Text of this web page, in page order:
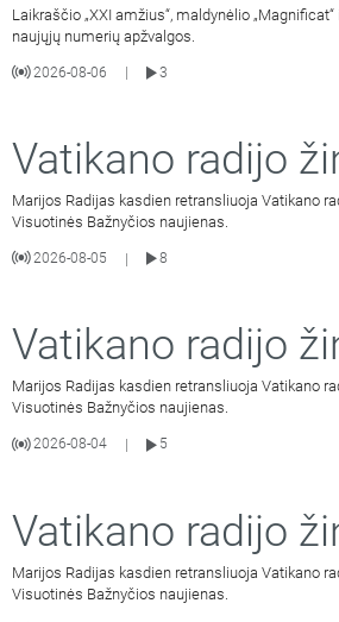
Laikraščio „XXI amžius“, maldynėlio „Magnificat“
naujųjų numerių apžvalgos.
2026-08-06
3
Vatikano radijo
Marijos Radijas kasdien retransliuoja Vatikano
Visuotinės Bažnyčios naujienas.
2026-08-05 |
8
Vatikano radijo
Marijos Radijas kasdien retransliuoja Vatikano
Visuotinės Bažnyčios naujienas.
2026-08-04
5
Vatikano radijo
Marijos Radijas kasdien retransliuoja Vatikano
Visuotinės Bažnyčios naujienas.